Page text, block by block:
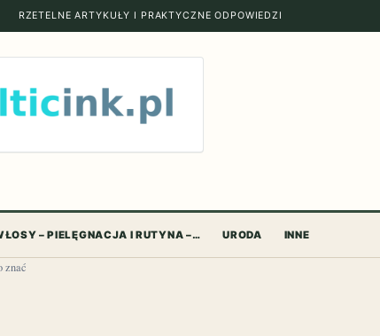
RZETELNE ARTYKUŁY I PRAKTYCZNE ODPOWIEDZI
– PIELĘGNACJA I RUTYNA –… URODA INNE
znać